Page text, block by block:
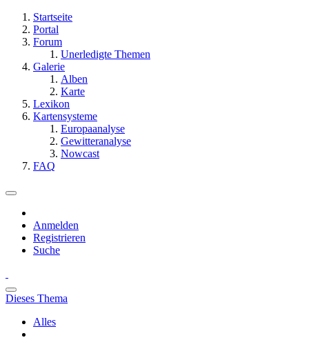
Startseite
Portal
Forum
Unerledigte Themen
Galerie
Alben
Karte
Lexikon
Kartensysteme
Europaanalyse
Gewitteranalyse
Nowcast
FAQ
Anmelden
Registrieren
Suche
Dieses Thema
Alles